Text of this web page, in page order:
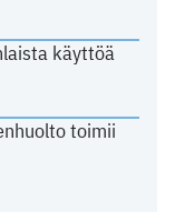
käyttöä
toimii